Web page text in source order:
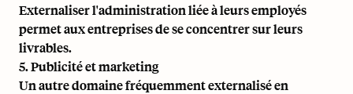
Externaliser l'administration liée à leurs employés
permet aux entreprises de se concentrer sur leurs
livrables.
5. Publicité et marketing
Un autre domaine fréquemment externalisé en